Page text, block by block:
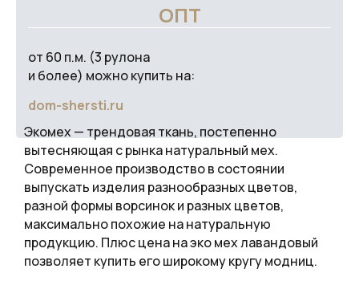
ОПТ
от 60 п.м. (3 рулона
и более) можно купить на:
dom-shersti.ru
Экомех — трендовая ткань, постепенно
вытесняющая с рынка натуральный мех.
Современное производство в состоянии
выпускать изделия разнообразных цветов,
разной формы ворсинок и разных цветов,
максимально похожие на натуральную
продукцию. Плюс цена на эко мех лавандовый
позволяет купить его широкому кругу модниц.